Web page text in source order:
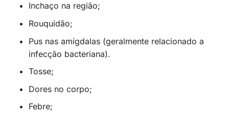
Inchaço na região;
Rouquidão;
Pus nas amígdalas (geralmente relacionado a
infecção bacteriana).
Tosse;
Dores no corpo;
Febre;